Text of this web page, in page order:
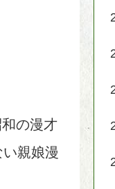
の漫才
親娘漫